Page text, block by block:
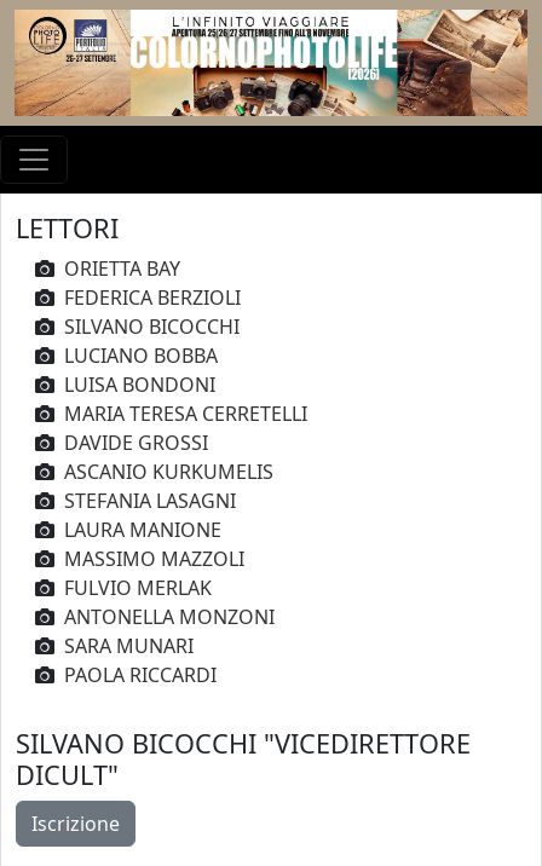
LETTORI
ORIETTA BAY
FEDERICA BERZIOLI
SILVANO BICOCCHI
LUCIANO BOBBA
LUISA BONDONI
MARIA TERESA CERRETELLI
DAVIDE GROSSI
ASCANIO KURKUMELIS
STEFANIA LASAGNI
LAURA MANIONE
MASSIMO MAZZOLI
FULVIO MERLAK
ANTONELLA MONZONI
SARA MUNARI
PAOLA RICCARDI
SILVANO BICOCCHI "VICEDIRETTORE
DICULT"